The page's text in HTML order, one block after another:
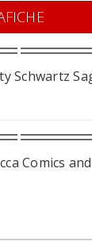
Schwartz
Comics